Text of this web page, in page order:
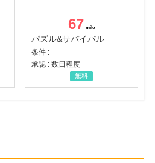
67
パズル&サバイバル
条件 :
承認 : 数日程度
無料